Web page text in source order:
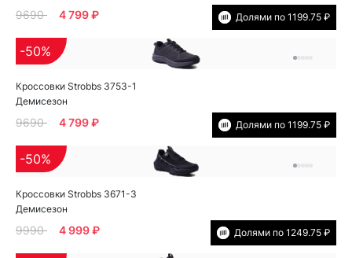
9690 4 799 ₽ Долями по 1199.75 ₽
Кроссовки Strobbs 3753-1
Демисезон
-50%
9690 4 799 ₽ Долями по 1199.75 ₽
Кроссовки Strobbs 3671-3
Демисезон
-50%
9990 4 999 ₽ Долями по 1249.75 ₽